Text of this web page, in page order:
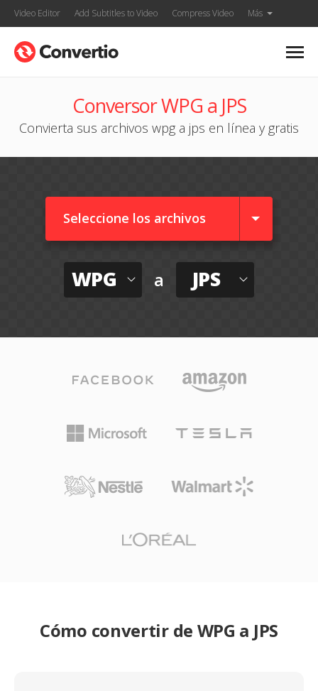
Video Editor Add Subtitles to Video Compress Video Más
Conversor WPG a JPS
Convierta sus archivos wpg a jps en línea y gratis
Seleccione los archivos
WPG a JPS
Cómo convertir de WPG a JPS